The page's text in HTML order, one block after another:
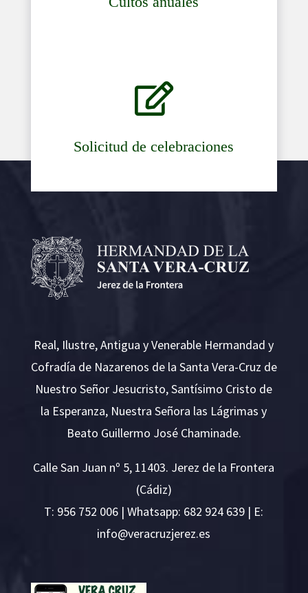

Solicitud de celebraciones
Real, Ilustre, Antigua y Venerable Hermandad y
Cofradía de Nazarenos de la Santa Vera-Cruz de
Nuestro Señor Jesucristo, Santísimo Cristo de
la Esperanza, Nuestra Señora las Lágrimas y
Beato Guillermo José Chaminade.
Calle San Juan nº 5, 11403. Jerez de la Frontera
(Cádiz)
T: 956 752 006 | Whatsapp: 682 924 639 | E:
se.ze
rejzu
rcare
v@ofn
i